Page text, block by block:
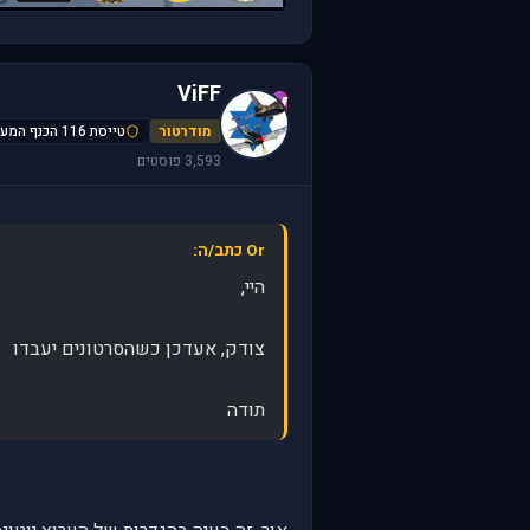
V
ViFF
מודרטור
טייסת 116 הכנף המעופפת
3,593 פוסטים
Or כתב/ה:
היי,
צודק, אעדכן כשהסרטונים יעבדו
תודה